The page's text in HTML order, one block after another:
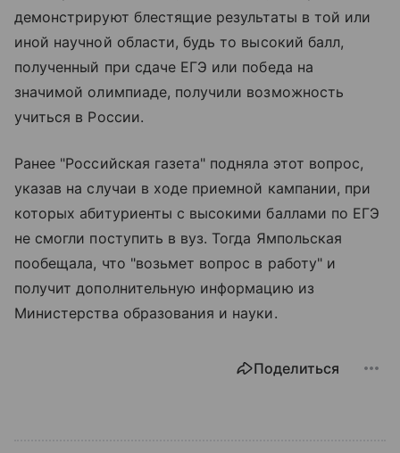
демонстрируют блестящие результаты в той или
иной научной области, будь то высокий балл,
полученный при сдаче ЕГЭ или победа на
значимой олимпиаде, получили возможность
учиться в России.
Ранее "Российская газета" подняла этот вопрос,
указав на случаи в ходе приемной кампании, при
которых абитуриенты с высокими баллами по ЕГЭ
не смогли поступить в вуз. Тогда Ямпольская
пообещала, что "возьмет вопрос в работу" и
получит дополнительную информацию из
Министерства образования и науки.
Поделиться